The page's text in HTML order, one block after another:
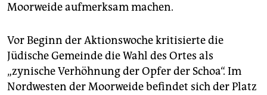
Moorweide aufmerksam machen.
Vor Beginn der Aktionswoche kritisierte die
Jüdische Gemeinde die Wahl des Ortes als
„zynische Verhöhnung der Opfer der Schoa“. Im
Nordwesten der Moorweide befindet sich der Platz